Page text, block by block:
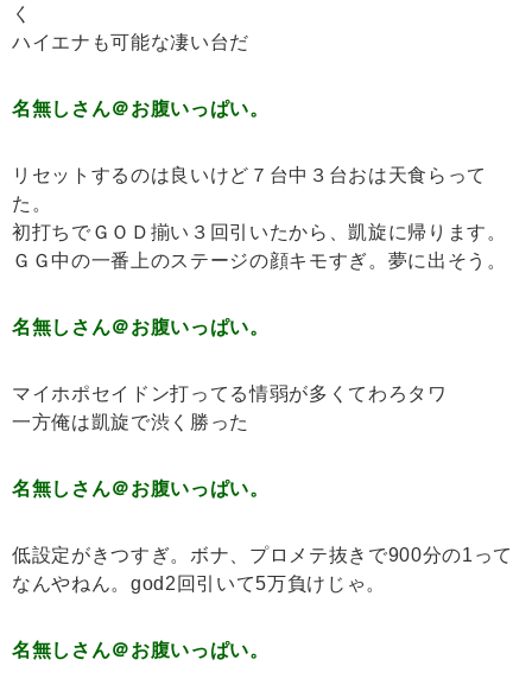
く
ハイエナも可能な凄い台だ
名無しさん＠お腹いっぱい。
リセットするのは良いけど７台中３台おは天食らって
た。
初打ちでＧＯＤ揃い３回引いたから、凱旋に帰ります。
ＧＧ中の一番上のステージの顔キモすぎ。夢に出そう。
名無しさん＠お腹いっぱい。
マイホポセイドン打ってる情弱が多くてわろタワ
一方俺は凱旋で渋く勝った
名無しさん＠お腹いっぱい。
低設定がきつすぎ。ボナ、プロメテ抜きで900分の1って
なんやねん。god2回引いて5万負けじゃ。
名無しさん＠お腹いっぱい。